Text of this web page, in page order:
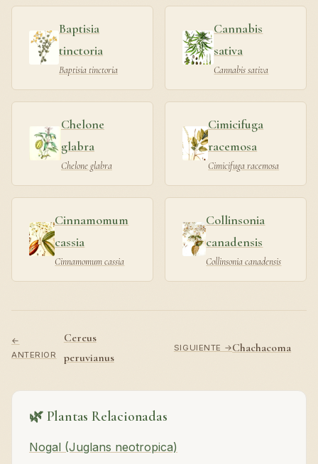
Baptisia
tinctoria
Baptisia tinctoria
Cannabis
sativa
Cannabis sativa
Chelone
glabra
Chelone glabra
Cimicifuga
racemosa
Cimicifuga racemosa
Cinnamomum
cassia
Cinnamomum cassia
Collinsonia
canadensis
Collinsonia canadensis
←
ANTERIOR
Cereus
peruvianus
SIGUIENTE →Chachacoma
🌿 Plantas Relacionadas
Nogal (Juglans neotropica)